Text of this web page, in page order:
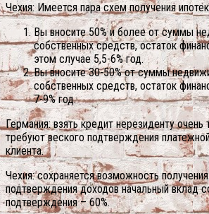
Чехия: Имеется пара схем получения
Вы вносите 50% и более от суммы
собственных средств, остаток
этом случае 5,5-6% год.
Вы вносите 30-50% от суммы
собственных средств, остаток
7-9% год.
Германия: взять кредит нерезиденту очень
требуют веского подтверждения
клиента.
Чехия: сохраняется возможность
подтверждения доходов начальный вклад
подтверждения – 60%.